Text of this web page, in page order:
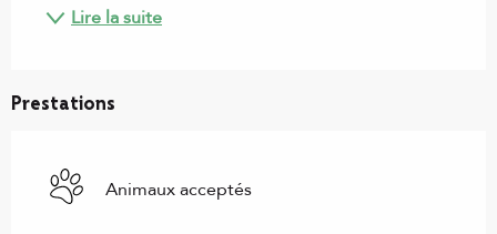
Lire la suite
Prestations
Animaux acceptés